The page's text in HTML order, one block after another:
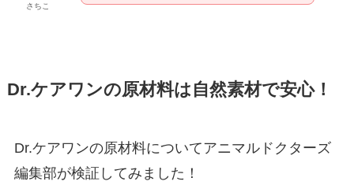
さちこ
Dr.ケアワンの原材料は自然素材で安心！
Dr.ケアワンの原材料についてアニマルドクターズ
編集部が検証してみました！